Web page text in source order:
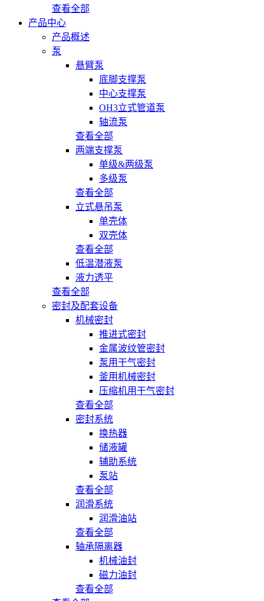
查看全部
产品中心
产品概述
泵
悬臂泵
底脚支撑泵
中心支撑泵
OH3立式管道泵
轴流泵
查看全部
两端支撑泵
单级&两级泵
多级泵
查看全部
立式悬吊泵
单壳体
双壳体
查看全部
低温潜液泵
液力透平
查看全部
密封及配套设备
机械密封
推进式密封
金属波纹管密封
泵用干气密封
釜用机械密封
压缩机用干气密封
查看全部
密封系统
换热器
储液罐
辅助系统
泵站
查看全部
润滑系统
润滑油站
查看全部
轴承隔离器
机械油封
磁力油封
查看全部